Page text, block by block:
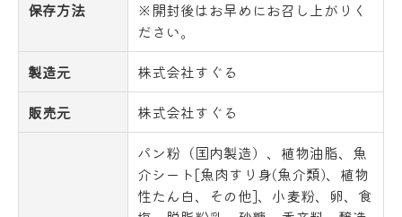
保存方法
※開封後はお早めにお召し上がりく
ださい。
製造元
株式会社すぐる
販売元
株式会社すぐる
パン粉（国内製造）、植物油脂、魚
介シート[魚肉すり身(魚介類)、植物
性たん白、その他]、小麦粉、卵、食